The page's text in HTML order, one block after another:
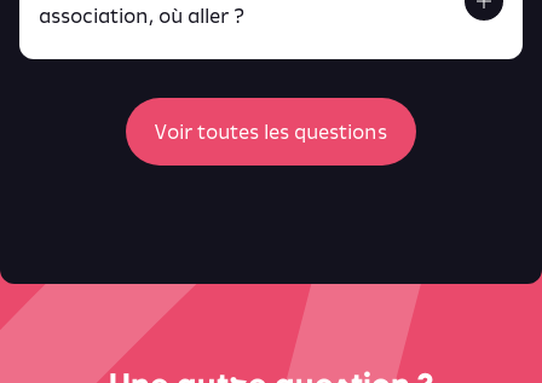
Retrouve toutes ces infos ici.
peux
retrouver ici
association, où aller ?
Voir toutes les questions